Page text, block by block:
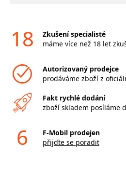
18
Zkušení specialisté
máme více než 18 let
Autorizovaný prodejce
prodáváme zboží z
Fakt rychlé dodání
zboží skladem posíláme
6
F-Mobil prodejen
přijďte se poradit